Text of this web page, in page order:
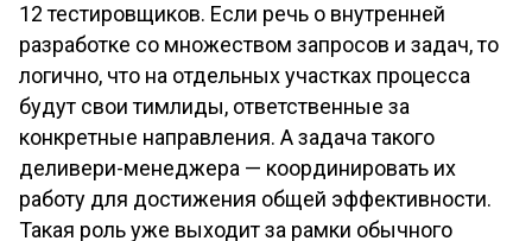
12 тестировщиков. Если речь о внутренней
разработке со множеством запросов и задач, то
логично, что на отдельных участках процесса
будут свои тимлиды, ответственные за
конкретные направления. А задача такого
деливери-менеджера — координировать их
работу для достижения общей эффективности.
Такая роль уже выходит за рамки обычного